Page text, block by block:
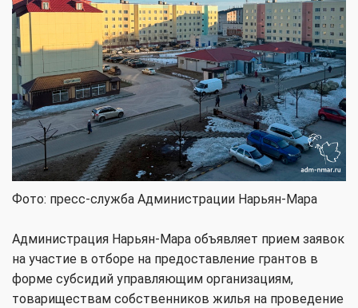
Фото: пресс-служба Администрации Нарьян-Мара
Администрация Нарьян-Мара объявляет прием заявок
на участие в отборе на предоставление грантов в
форме субсидий управляющим организациям,
товариществам собственников жилья на проведение